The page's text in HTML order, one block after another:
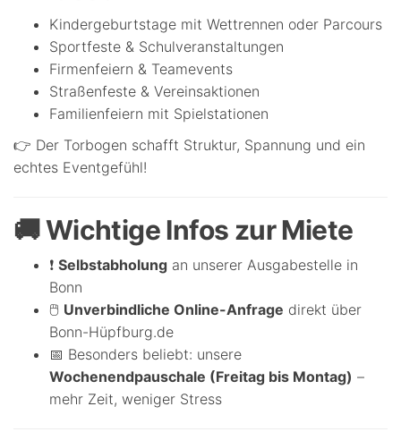
Kindergeburtstage mit Wettrennen oder Parcours
Sportfeste & Schulveranstaltungen
Firmenfeiern & Teamevents
Straßenfeste & Vereinsaktionen
Familienfeiern mit Spielstationen
👉 Der Torbogen schafft Struktur, Spannung und ein
echtes Eventgefühl!
🚚 Wichtige Infos zur Miete
❗ Selbstabholung an unserer Ausgabestelle in
Bonn
🖱️ Unverbindliche Online-Anfrage direkt über
Bonn-Hüpfburg.de
📅 Besonders beliebt: unsere
Wochenendpauschale (Freitag bis Montag) –
mehr Zeit, weniger Stress